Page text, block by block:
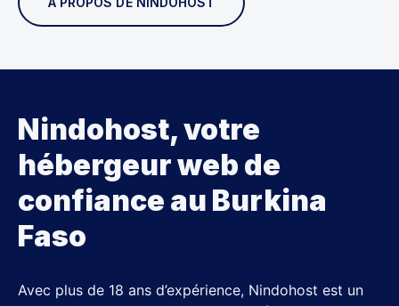
Nindohost, votre
hébergeur web de
confiance au Burkina
Faso
Avec plus de 18 ans d’expérience, Nindohost est un